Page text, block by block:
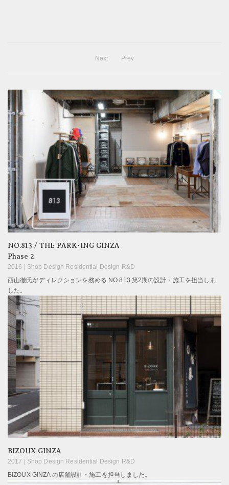
Prev
Next
NO.813 / THE PARK･ING GINZA
Phase 2
2016 | Shop Design Residential Design R&D
西山徹氏がディレクションを務める NO.813 第2期の設計・施工を担当しま
した。
BIZOUX GINZA
2017 | Shop Design Residential Design R&D
BIZOUX GINZA の店舗設計・施工を担当しました。